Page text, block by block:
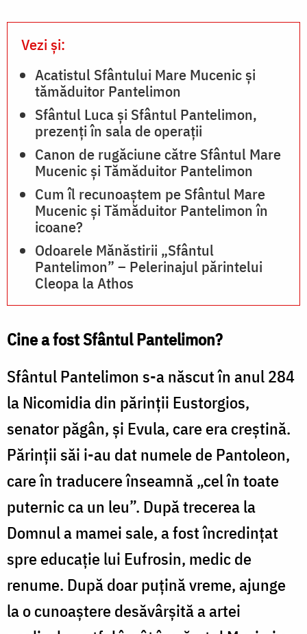
/
Foto:
pr.
Silviu
Cluci
Vezi și:
Acatistul Sfântului Mare Mucenic și
tămăduitor Pantelimon
Sfântul Luca și Sfântul Pante­limon,
prezenți în sala de operații
Canon de rugăciune către Sfântul Mare
Mucenic şi Tămăduitor Pantelimon
Cum îl recunoaștem pe Sfântul Mare
Mucenic și Tămăduitor Pantelimon în
icoane?
Odoarele Mănăstirii „Sfântul
Pantelimon” – Pelerinajul părintelui
Cleopa la Athos
Cine a fost Sfântul Pantelimon?
Sfântul Pantelimon s-a născut în anul 284
la Nicomidia din părinții Eustorgios,
senator păgân, și Evula, care era creștină.
Părinții săi i-au dat numele de Pantoleon,
care în traducere înseamnă „cel în toate
puternic ca un leu”. După trecerea la
Domnul a mamei sale, a fost încredințat
spre educație lui Eufrosin, medic de
renume. După doar puțină vreme, ajunge
la o cunoaștere desăvârșită a artei